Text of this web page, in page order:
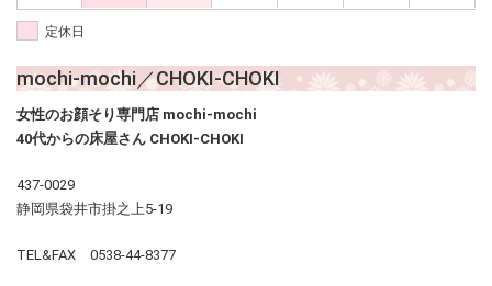
定休日
mochi-mochi／CHOKI-CHOKI
女性のお顔そり専門店 mochi-mochi
40代からの床屋さん CHOKI-CHOKI
437-0029
静岡県袋井市掛之上5-19
TEL&FAX 0538-44-8377